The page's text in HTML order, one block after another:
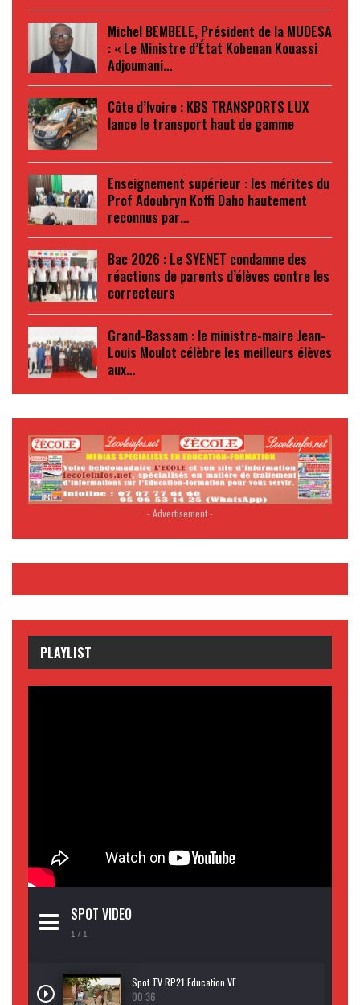
Michel BEMBELE, Président de la MUDESA
: « Le Ministre d’État Kobenan Kouassi
Adjoumani…
Côte d’Ivoire : KBS TRANSPORTS LUX
lance le transport haut de gamme
Enseignement supérieur : les mérites du
Prof Adoubryn Koffi Daho hautement
reconnus par…
Bac 2026 : Le SYENET condamne des
réactions de parents d’élèves contre les
correcteurs
Grand-Bassam : le ministre-maire Jean-
Louis Moulot célèbre les meilleurs élèves
aux…
- Advertisement -
PLAYLIST
SPOT VIDEO
1 / 1
Spot TV RP21 Education VF
00:36